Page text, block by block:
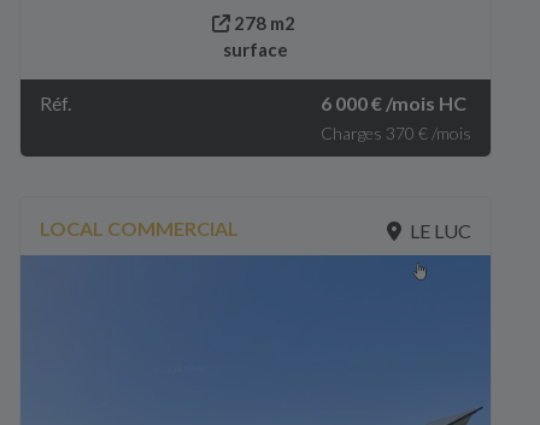
278 m2
surface
Réf. 6 000 € /mois HC
Charges 370 € /mois
LOCAL COMMERCIAL LE LUC